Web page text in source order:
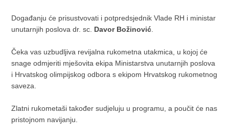
Događanju će prisustvovati i potpredsjednik Vlade RH i ministar
unutarnjih poslova dr. sc. Davor Božinović
Čeka vas uzbudljiva revijalna rukometna utakmica, u kojoj će
snage odmjeriti mješovita ekipa Ministarstva unutarnjih poslova
i Hrvatskog olimpijskog odbora s ekipom Hrvatskog rukometnog
saveza.
Zlatni rukometaši također sudjeluju u programu, a poučit će nas
pristojnom navijanju.